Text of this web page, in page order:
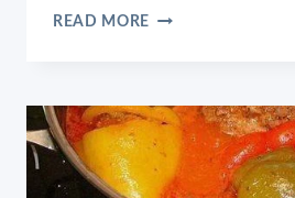
READ MORE RINDERROULADEN
GEMÜSE